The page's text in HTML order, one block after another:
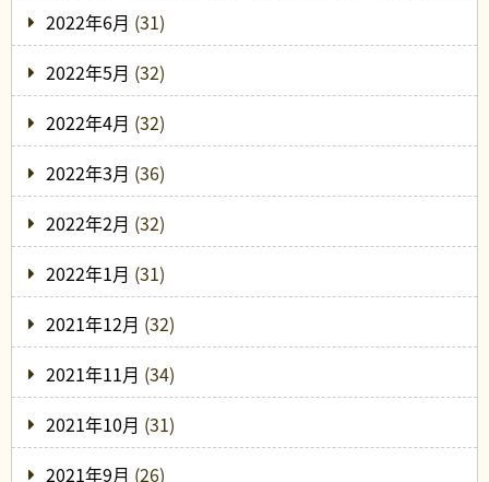
2022年6月 (31)
2022年5月 (32)
2022年4月 (32)
2022年3月 (36)
2022年2月 (32)
2022年1月 (31)
2021年12月 (32)
2021年11月 (34)
2021年10月 (31)
2021年9月 (26)